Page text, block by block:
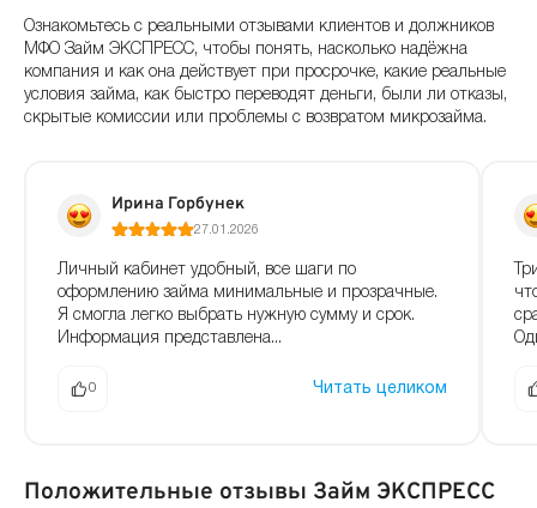
Ознакомьтесь с реальными отзывами клиентов и должников
МФО Займ ЭКСПРЕСС, чтобы понять, насколько надёжна
компания и как она действует при просрочке, какие реальные
условия займа, как быстро переводят деньги, были ли отказы,
скрытые комиссии или проблемы с возвратом микрозайма.
Ирина Горбунек
27.01.2026
Личный кабинет удобный, все шаги по
оформлению займа минимальные и прозрачные.
Я смогла легко выбрать нужную сумму и срок.
Информация представлена...
0 Читать целиком
Положительные отзывы Займ ЭКСПРЕСС